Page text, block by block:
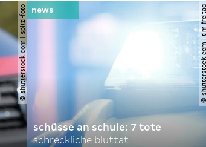
© shutterstock.com | spitzi-foto ©
schüsse an schule: 7 tote
schreckliche bluttat